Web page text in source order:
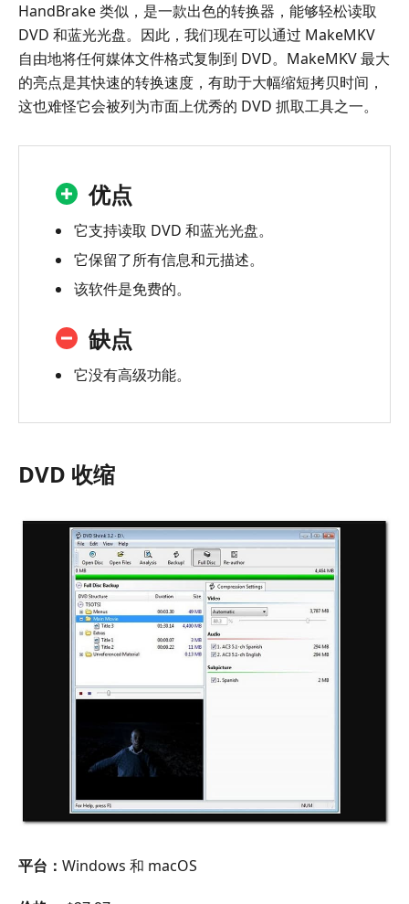
HandBrake 类似，是一款出色的转换器，能够轻松读取
DVD 和蓝光光盘。因此，我们现在可以通过 MakeMKV
自由地将任何媒体文件格式复制到 DVD。MakeMKV 最大
的亮点是其快速的转换速度，有助于大幅缩短拷贝时间，
这也难怪它会被列为市面上优秀的 DVD 抓取工具之一。
优点
它支持读取 DVD 和蓝光光盘。
它保留了所有信息和元描述。
该软件是免费的。
缺点
它没有高级功能。
DVD 收缩
平台： Windows 和 macOS